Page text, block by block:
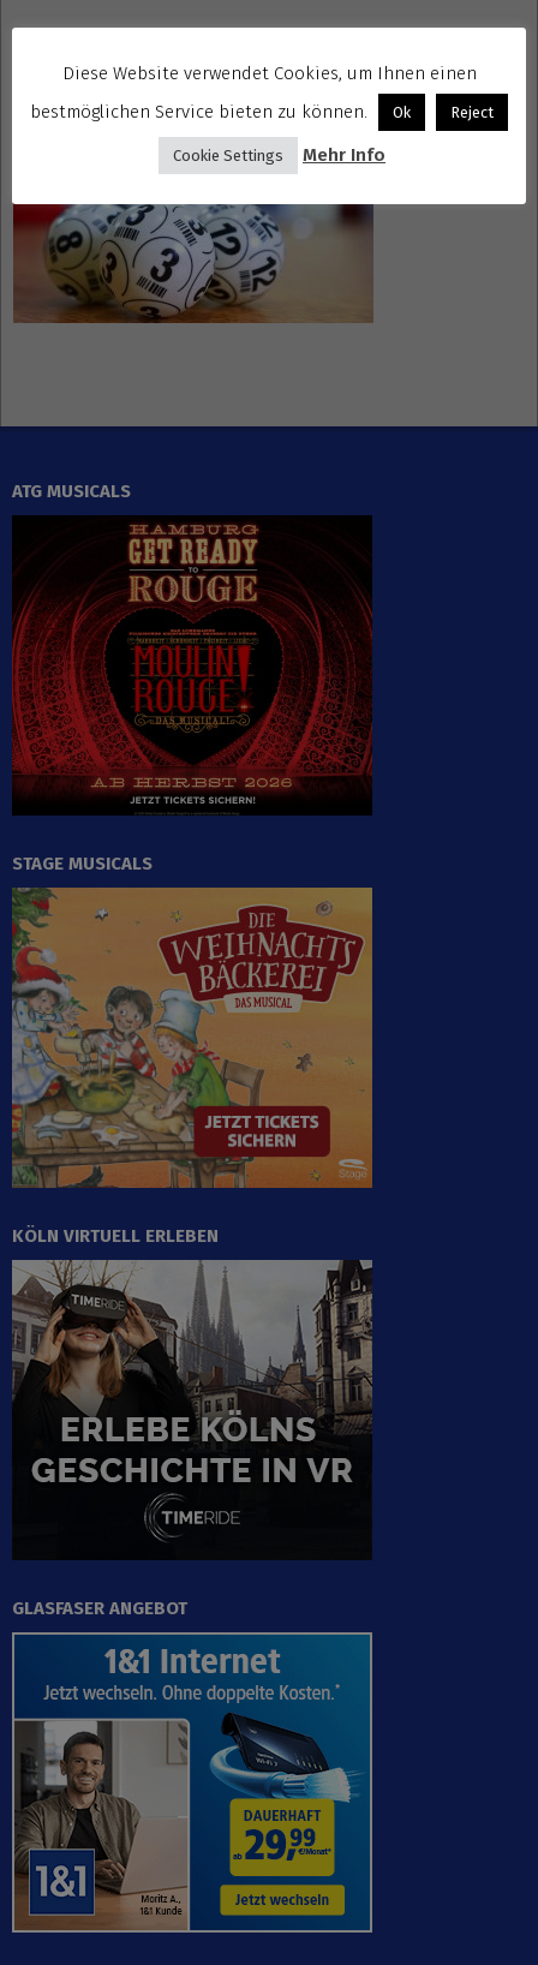
ATG MUSICALS
STAGE MUSICALS
KÖLN VIRTUELL ERLEBEN
GLASFASER ANGEBOT
Diese Website verwendet Cookies, um Ihnen einen
bestmöglichen Service bieten zu können.
Ok Reject
Cookie Settings Mehr Info